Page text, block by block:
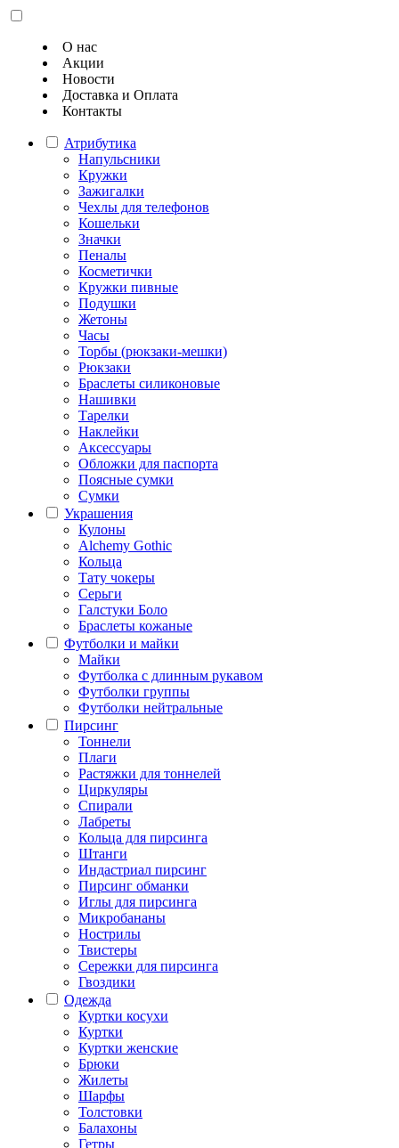
О нас
Акции
Новости
Доставка и Оплата
Контакты
Атрибутика
Напульсники
Кружки
Зажигалки
Чехлы для телефонов
Кошельки
Значки
Пеналы
Косметички
Кружки пивные
Подушки
Жетоны
Часы
Торбы (рюкзаки-мешки)
Рюкзаки
Браслеты силиконовые
Нашивки
Тарелки
Наклейки
Аксессуары
Обложки для паспорта
Поясные сумки
Сумки
Украшения
Кулоны
Alchemy Gothic
Кольца
Тату чокеры
Серьги
Галстуки Боло
Браслеты кожаные
Футболки и майки
Майки
Футболка с длинным рукавом
Футболки группы
Футболки нейтральные
Пирсинг
Тоннели
Плаги
Растяжки для тоннелей
Циркуляры
Спирали
Лабреты
Кольца для пирсинга
Штанги
Индастриал пирсинг
Пирсинг обманки
Иглы для пирсинга
Микробананы
Нострилы
Твистеры
Сережки для пирсинга
Гвоздики
Одежда
Куртки косухи
Куртки
Куртки женские
Брюки
Жилеты
Шарфы
Толстовки
Балахоны
Гетры